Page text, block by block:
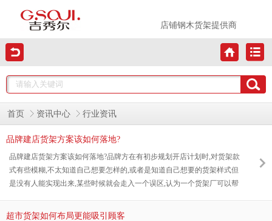
店铺钢木货架提供商
首页 资讯中心 行业资讯
品牌建店货架方案该如何落地?
品牌建店货架方案该如何落地?品牌方在有初步规划开店计划时,对货架款
式有些模糊,不太知道自己想要怎样的,或者是知道自己想要的货架样式但
是没有人能实现出来,某些时候就会走入一个误区,认为一个货架厂可以帮
常认同这句话,接下来所描述的一些事实,希望对需要的朋友们有一定的帮
超市货架如何布局更能吸引顾客